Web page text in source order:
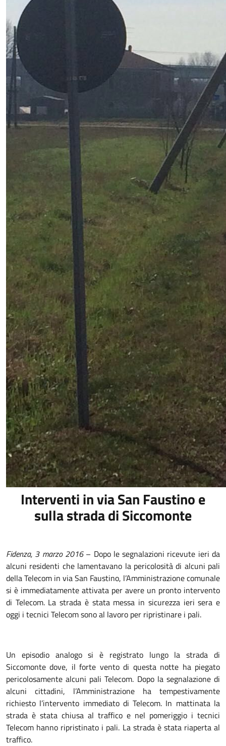
Interventi in via San Faustino e
sulla strada di Siccomonte
Fidenza, 3 marzo 2016– Dopo le segnalazioni ricevute ieri da
alcuni residenti che lamentavano la pericolosità di alcuni pali
della Telecom in via San Faustino, l’Amministrazione comunale
si è immediatamente attivata per avere un pronto intervento
di Telecom. La strada è stata messa in sicurezza ieri sera e
oggi i tecnici Telecom sono al lavoro per ripristinare i pali.
Un episodio analogo si è registrato lungo la strada di
Siccomonte dove, il forte vento di questa notte ha piegato
pericolosamente alcuni pali Telecom. Dopo la segnalazione di
alcuni cittadini, l’Amministrazione ha tempestivamente
richiesto l’intervento immediato di Telecom. In mattinata la
strada è stata chiusa al traffico e nel pomeriggio i tecnici
Telecom hanno ripristinato i pali. La strada è stata riaperta al
traffico.